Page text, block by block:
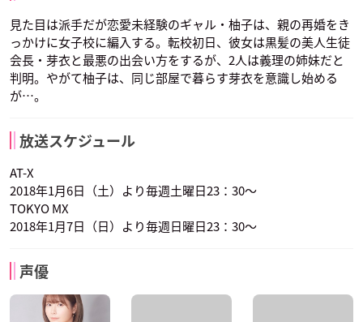
見た目は派手だが恋愛未経験のギャル・柚子は、親の再婚をき
っかけに女子校に編入する。転校初日、彼女は黒髪の美人生徒
会長・芽衣と最悪の出会い方をするが、2人は義理の姉妹だと
判明。やがて柚子は、同じ部屋で暮らす芽衣を意識し始める
が…。
放送スケジュール
AT-X
2018年1月6日（土）より毎週土曜日23：30～
TOKYO MX
2018年1月7日（日）より毎週日曜日23：30～
声優